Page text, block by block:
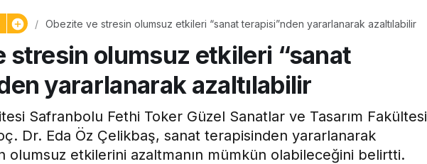
Obezite ve stresin olumsuz etkileri “sanat terapisi”nden yararlanarak azaltılabilir
stresin olumsuz etkileri “sanat
yararlanarak azaltılabilir
Safranbolu Fethi Toker Güzel Sanatlar ve Tasarım Fakültesi
Dr. Eda Öz Çelikbaş, sanat terapisinden yararlanarak
olumsuz etkilerini azaltmanın mümkün olabileceğini belirtti.
Tam ölçüsüyle
pastaneye taş çıkartır:
Şekerpare tarifi